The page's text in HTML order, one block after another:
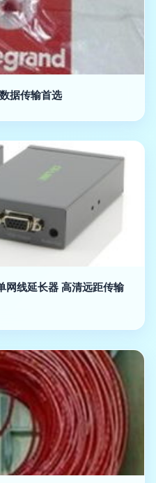
据传输首选
网线延长器 高清远距传输